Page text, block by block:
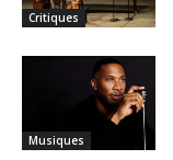
Critiques
Musiques